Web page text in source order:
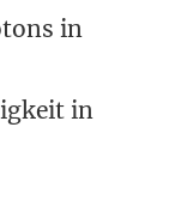
in
in